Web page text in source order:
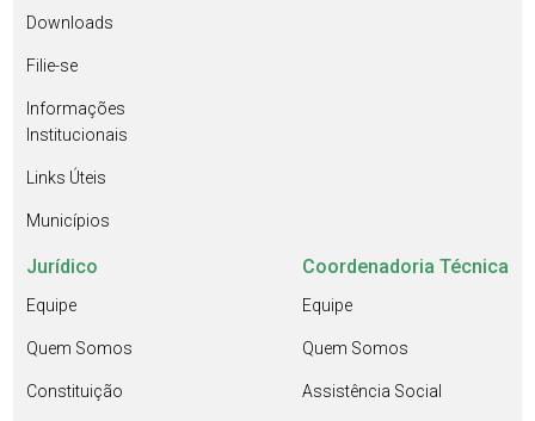
Downloads
Filie-se
Informações
Institucionais
Links Úteis
Municípios
Jurídico
Equipe
Quem Somos
Constituição
Coordenadoria Técnica
Equipe
Quem Somos
Assistência Social